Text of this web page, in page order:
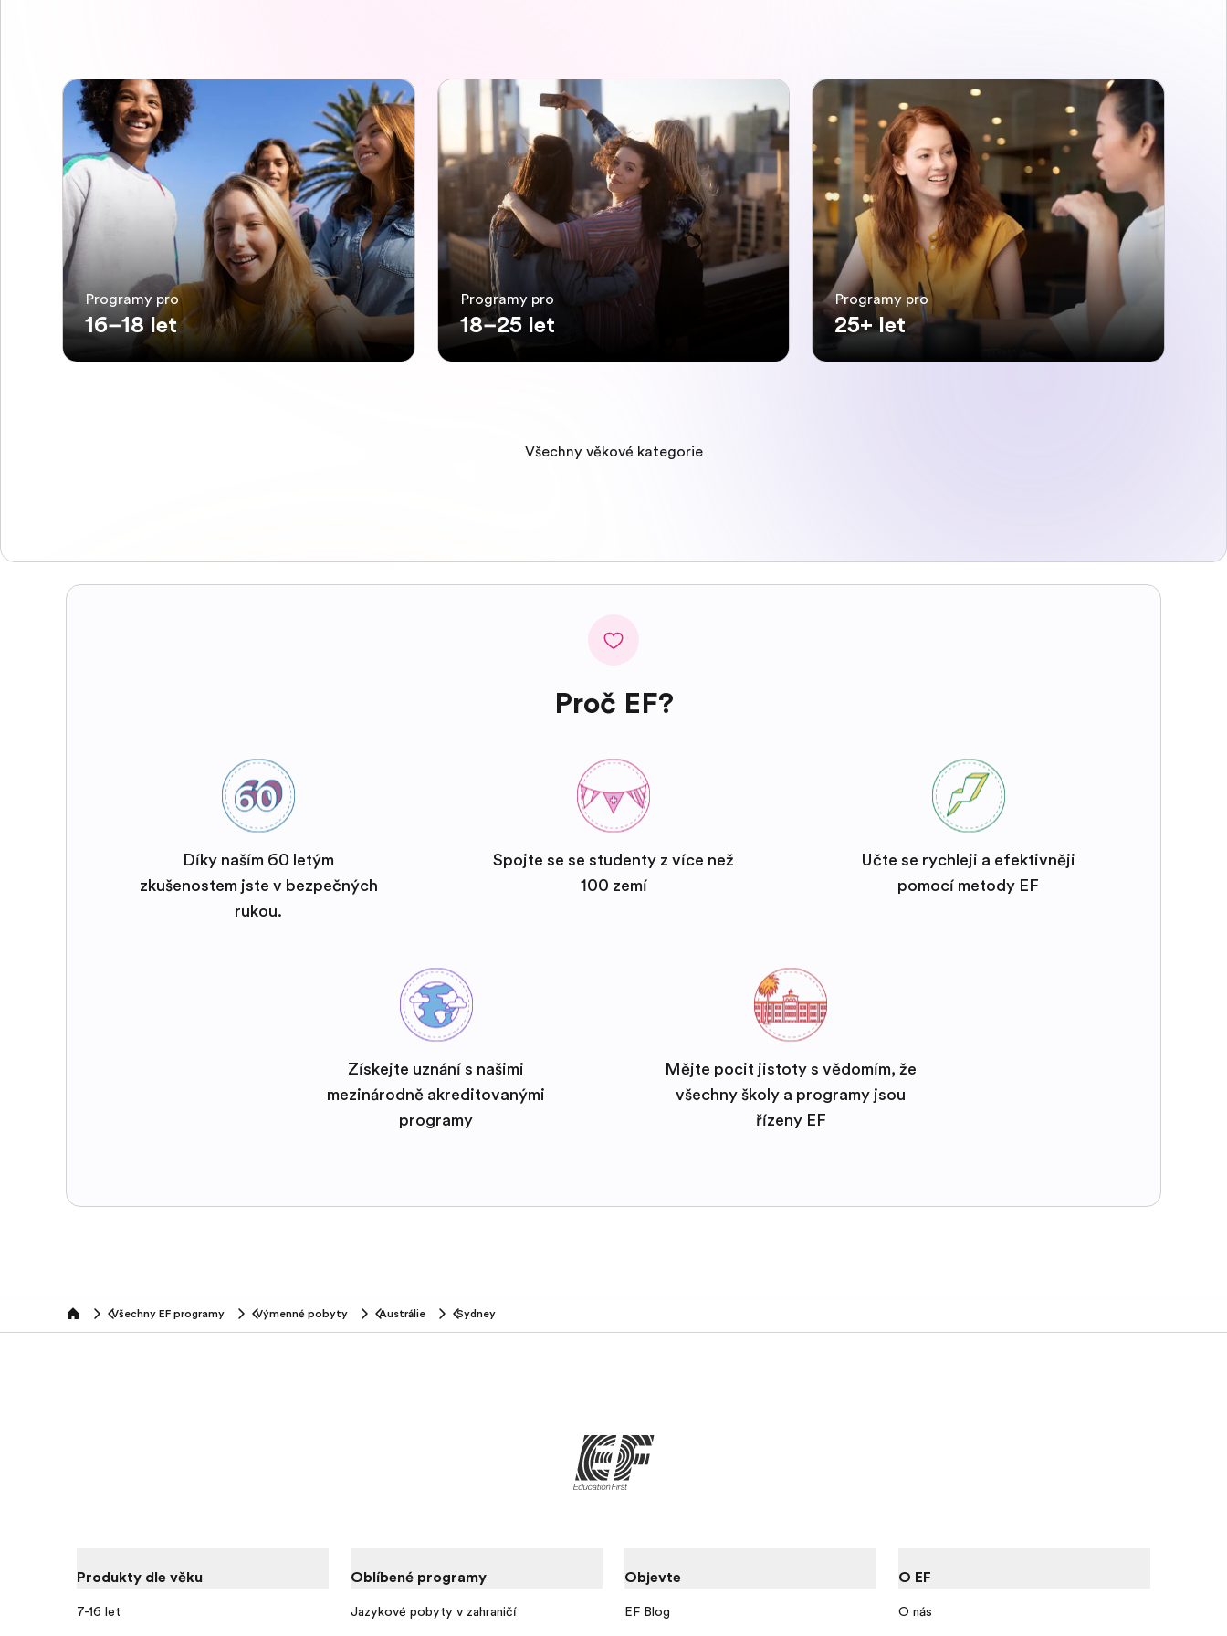
Programy pro
16–18 let
Programy pro
18–25 let
Programy pro
25+ let
Všechny věkové kategorie
Proč EF?
Díky naším 60 letým
zkušenostem jste v bezpečných
rukou.
Spojte se se studenty z více než
100 zemí
Učte se rychleji a efektivněji
pomocí metody EF
Získejte uznání s našimi
mezinárodně akreditovanými
programy
Mějte pocit jistoty s vědomím, že
všechny školy a programy jsou
řízeny EF
home Všechny EF programy Výmenné pobyty Austrálie Sydney
Produkty dle věku
7-16 let
Oblíbené programy
Jazykové pobyty v zahraničí
Objevte
EF Blog
O EF
O nás